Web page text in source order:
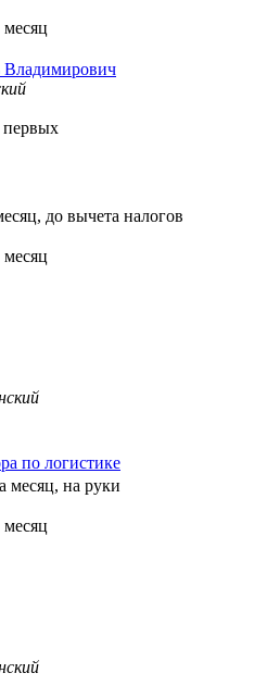
Владимирович
первых
до вычета налогов
по логистике
месяц, на руки